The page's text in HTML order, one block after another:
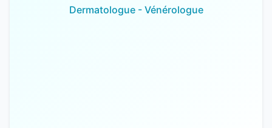
Dermatologue - Vénérologue